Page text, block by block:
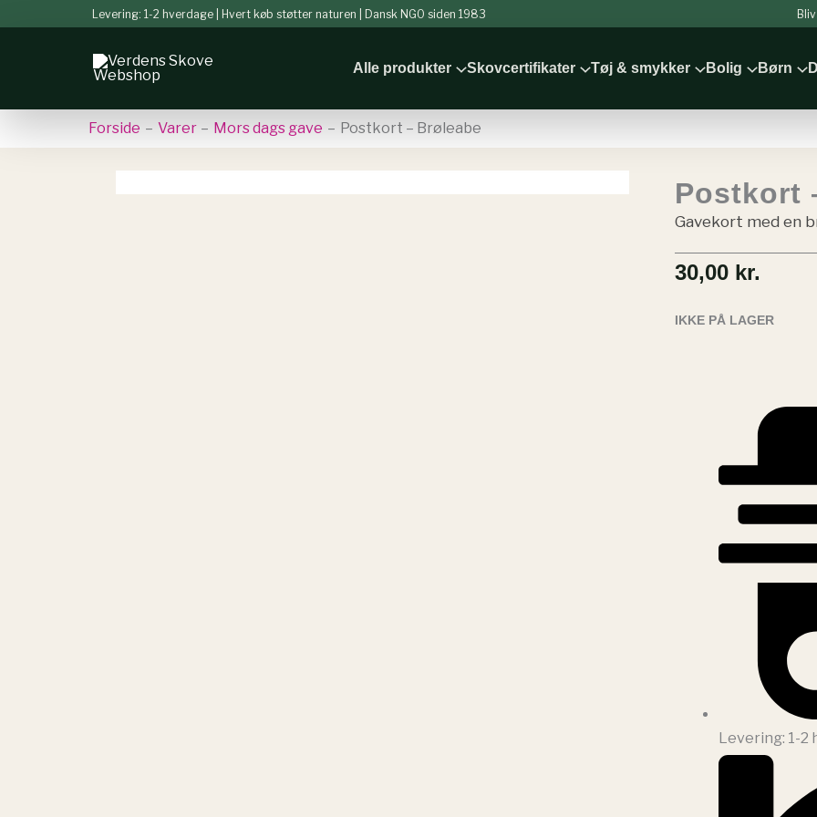
Levering: 1-2 hverdage | Hvert køb støtter naturen | Dansk NGO siden 1983
Alle produkter Skovcertifikater Tøj & smykker Bolig Børn
Forside Varer Mors dags gave Postkort – Brøleabe
Postkort
Gavekort med en
30,00 kr.
IKKE PÅ LAGER
Levering: 1-2